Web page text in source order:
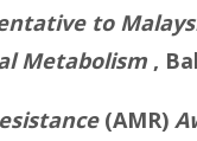
to
Metabolism ,
(AMR)